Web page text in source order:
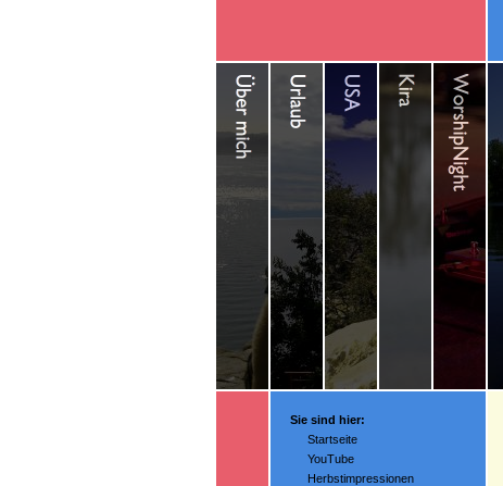
Sie sind hier:
Startseite
YouTube
Herbstimpressionen